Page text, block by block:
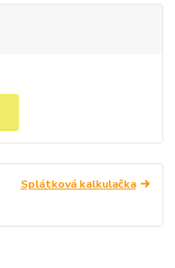
Splátková kalkulačka